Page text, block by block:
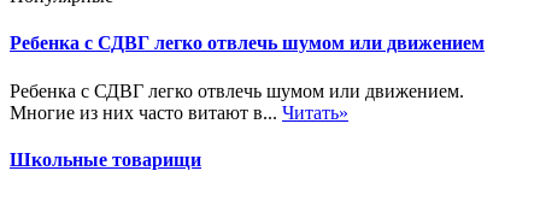
Ребенка с СДВГ легко отвлечь шумом или движением
Ребенка с СДВГ легко отвлечь шумом или движением.
Многие из них часто витают в... Читать»
Школьные товарищи